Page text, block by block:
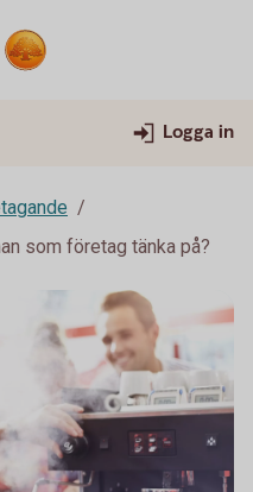
Logga in
som företag tänka på?